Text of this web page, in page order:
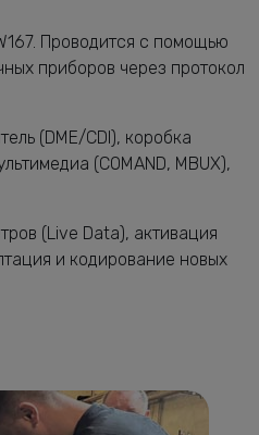
Проводится с помощью
приборов через протокол
(DME/CDI), коробка
(COMAND, MBUX),
(Live Data), активация
и кодирование новых